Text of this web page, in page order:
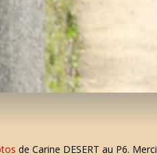
de Carine DESERT au P6. Merci